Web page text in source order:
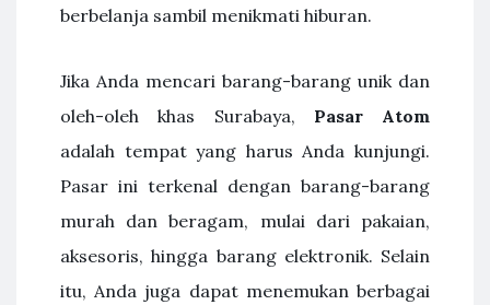
berbelanja sambil menikmati hiburan.
Jika Anda mencari barang-barang unik dan
oleh-oleh khas Surabaya, Pasar Atom
adalah tempat yang harus Anda kunjungi.
Pasar ini terkenal dengan barang-barang
murah dan beragam, mulai dari pakaian,
aksesoris, hingga barang elektronik. Selain
itu, Anda juga dapat menemukan berbagai